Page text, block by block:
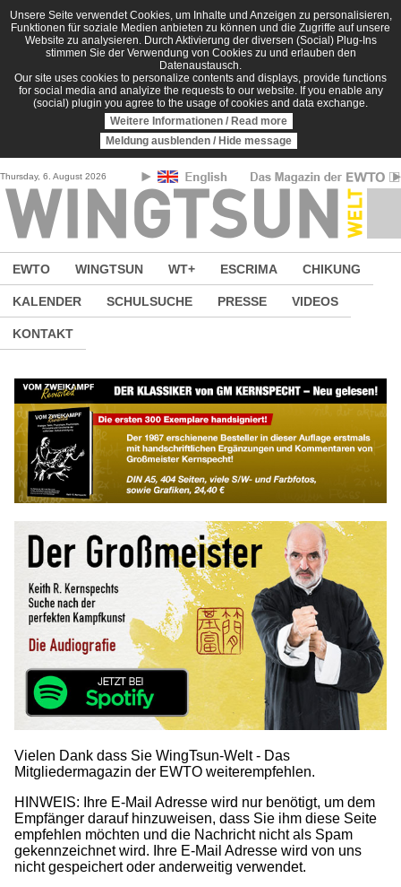
Direkt zum Inhalt
Unsere Seite verwendet Cookies, um Inhalte und Anzeigen zu personalisieren,
Funktionen für soziale Medien anbieten zu können und die Zugriffe auf unsere
Website zu analysieren. Durch Aktivierung der diversen (Social) Plug-Ins
stimmen Sie der Verwendung von Cookies zu und erlauben den
Datenaustausch.
Our site uses cookies to personalize contents and displays, provide functions
for social media and analyize the requests to our website. If you enable any
(social) plugin you agree to the usage of cookies and data exchange.
Weitere Informationen / Read more
Meldung ausblenden / Hide message
Thursday, 6. August 2026
EWTO WINGTSUN WT+ ESCRIMA CHIKUNG
KALENDER SCHULSUCHE PRESSE VIDEOS
KONTAKT
Vielen Dank dass Sie WingTsun-Welt - Das
Mitgliedermagazin der EWTO weiterempfehlen.
HINWEIS: Ihre E-Mail Adresse wird nur benötigt, um dem
Empfänger darauf hinzuweisen, dass Sie ihm diese Seite
empfehlen möchten und die Nachricht nicht als Spam
gekennzeichnet wird. Ihre E-Mail Adresse wird von uns
nicht gespeichert oder anderweitig verwendet.